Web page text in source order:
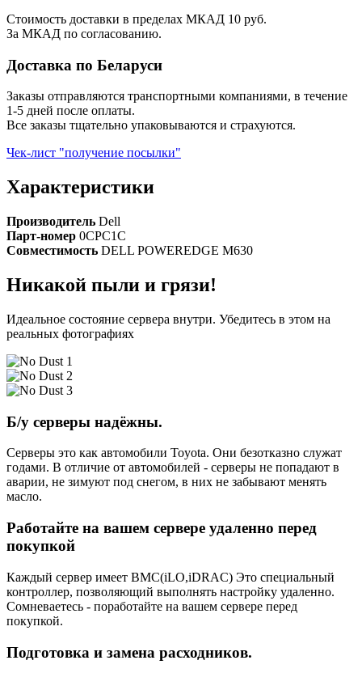
Стоимость доставки в пределах МКАД 10 руб.
За МКАД по согласованию.
Доставка по Беларуси
Заказы отправляются транспортными компаниями, в течение
1-5 дней после оплаты.
Все заказы тщательно упаковываются и страхуются.
Чек-лист "получение посылки"
Характеристики
Производитель Dell
Парт-номер 0CPC1C
Совместимость DELL POWEREDGE M630
Никакой пыли и грязи!
Идеальное состояние сервера внутри. Убедитесь в этом на
реальных фотографиях
Б/у серверы надёжны.
Серверы это как автомобили Toyota. Они безотказно служат
годами. В отличие от автомобилей - серверы не попадают в
аварии, не зимуют под снегом, в них не забывают менять
масло.
Работайте на вашем сервере удаленно перед
покупкой
Каждый сервер имеет BMC(iLO,iDRAC) Это специальный
контроллер, позволяющий выполнять настройку удаленно.
Сомневаетесь - поработайте на вашем сервере перед
покупкой.
Подготовка и замена расходников.